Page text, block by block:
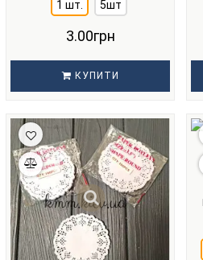
1 шт. 5шт
3.00грн
КУПИТИ